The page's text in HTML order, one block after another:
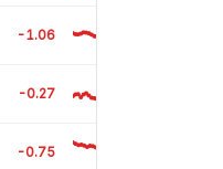
-1.06
-0.27
-0.75